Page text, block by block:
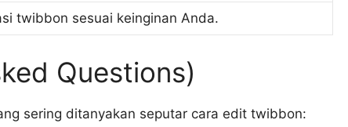
twibbon sesuai keinginan Anda.
Questions)
sering ditanyakan seputar cara edit twibbon: